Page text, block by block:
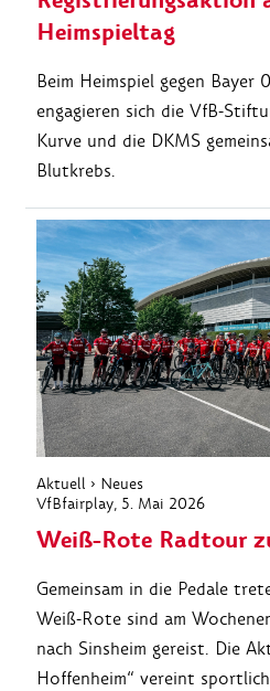
Heimspieltag
Beim Heimspiel gegen Bayer
engagieren sich die VfB-
Kurve und die DKMS
Blutkrebs.
Aktuell › Neues
VfBfairplay, 5. Mai 2026
Weiß-Rote Radtour
Gemeinsam in die Pedale
Weiß-Rote sind am
nach Sinsheim gereist. Die
Hoffenheim“ vereint